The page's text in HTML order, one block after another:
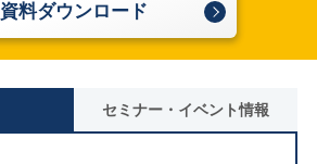
資料ダウンロード
セミナー・イベント情報